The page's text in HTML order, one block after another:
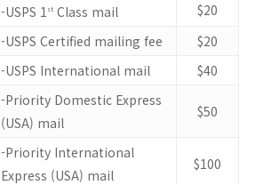
-USPS 1 stClass mail
$20
-USPS Certified mailing fee
$20
-USPS International mail
$40
-Priority Domestic Express
(USA) mail
$50
-Priority International
Express (USA) mail
$100